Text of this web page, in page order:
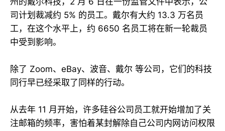
司计划裁减约 5% 的员工。戴尔有大约 13.3 万名员
工，在这个水平上，约 6650 名员工将在新一轮裁员
中受到影响。
除了 Zoom、eBay、波音、戴尔 等公司，它们的科技
同行早已经采取了同样的行动。
从去年 11 月开始，许多硅谷公司员工就开始增加了关
注邮箱的频率，害怕着某封解除自己公司内网访问权限